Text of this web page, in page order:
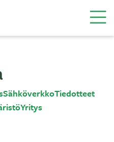
SähköverkkoTiedotteet
Yritys